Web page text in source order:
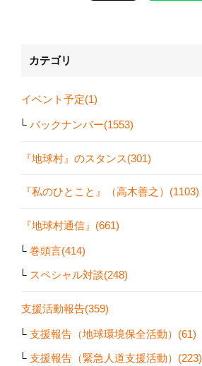
カテゴリ
イベント予定(1)
バックナンバー(1553)
『地球村』のスタンス(301)
『私のひとこと』（高木善之）(1103)
『地球村通信』(661)
巻頭言(414)
スペシャル対談(248)
支援活動報告(359)
支援報告（地球環境保全活動）(61)
支援報告（緊急人道支援活動）(223)